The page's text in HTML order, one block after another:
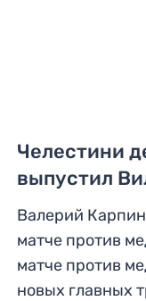
Челестини
выпустил
Валерий Карпин
матче против
матче против
новых главных